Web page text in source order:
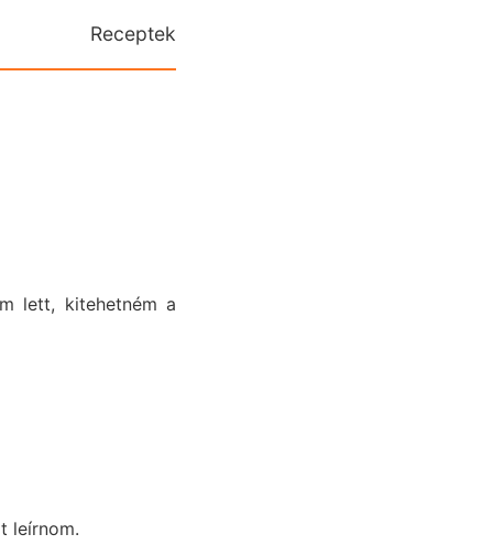
Receptek
lett, kitehetném a
leírnom.